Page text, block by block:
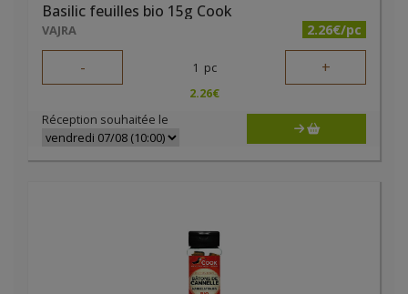
Basilic feuilles bio 15g Cook
VAJRA 2.26€/pc
- 1 pc +
2.26€
Réception souhaitée le